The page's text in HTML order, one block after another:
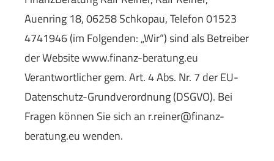
Auenring 18, 06258 Schkopau, Telefon 01523
4741946 (im Folgenden: „Wir“) sind als Betreiber
der Website www.finanz-beratung.eu
Verantwortlicher gem. Art. 4 Abs. Nr. 7 der EU-
Datenschutz-Grundverordnung (DSGVO). Bei
Fragen können Sie sich an r.reiner@finanz-
beratung.eu wenden.